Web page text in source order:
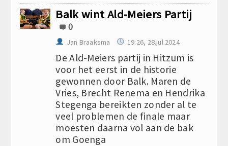
Balk wint Ald-Meiers Partij
0
Jan Braaksma 19:26, 28.jul 2024
De Ald-Meiers partij in Hitzum is
voor het eerst in de historie
gewonnen door Balk. Maren de
Vries, Brecht Renema en Hendrika
Stegenga bereikten zonder al te
veel problemen de finale maar
moesten daarna vol aan de bak
om Goenga